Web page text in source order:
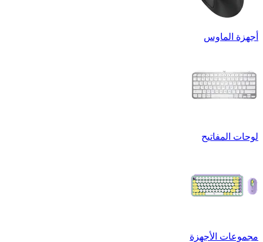
أجهزة الماوس
لوحات المفاتيح
مجموعات الأجهزة